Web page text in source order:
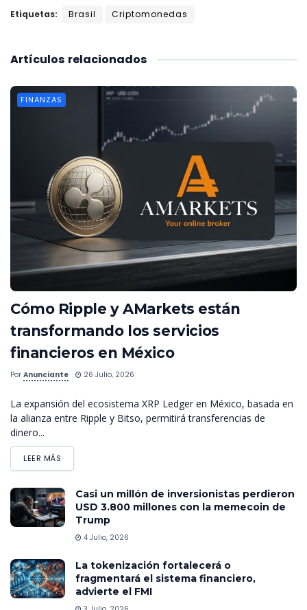
Etiquetas: Brasil Criptomonedas
relacionados
Artículos
FINANZAS
Cómo Ripple y AMarkets están
transformando los servicios
financieros en México
Por Anunciante 26 Julio, 2026
La expansión del ecosistema XRP Ledger en México, basada en
la alianza entre Ripple y Bitso, permitirá transferencias de
dinero...
LEER MÁS
Casi un millón de inversionistas perdieron
USD 3.800 millones con la memecoin de
Trump
4 Julio, 2026
La tokenización fortalecerá o
fragmentará el sistema financiero,
advierte el FMI